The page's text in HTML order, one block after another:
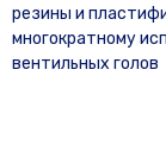
резины и
многократному
вентильных голов